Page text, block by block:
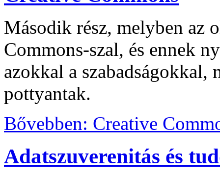
Második rész, melyben az
Commons-szal, és ennek
azokkal a szabadságokkal,
pottyantak.
Bővebben: Creative
Adatszuverenitás és